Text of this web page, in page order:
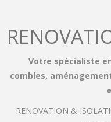
Votre spécialiste
combles,
RENOVATION &